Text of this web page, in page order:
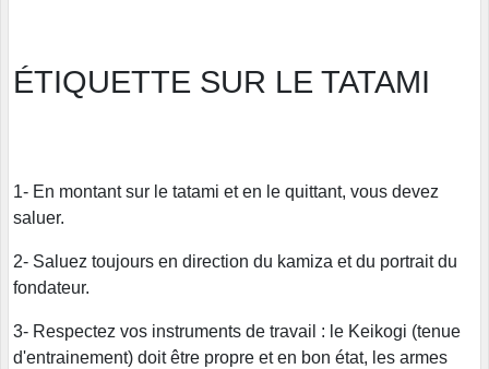
ÉTIQUETTE SUR LE TATAMI
1- En montant sur le tatami et en le quittant, vous devez
saluer.
2- Saluez toujours en direction du kamiza et du portrait du
fondateur.
3- Respectez vos instruments de travail : le Keikogi (tenue
d'entrainement) doit être propre et en bon état, les armes